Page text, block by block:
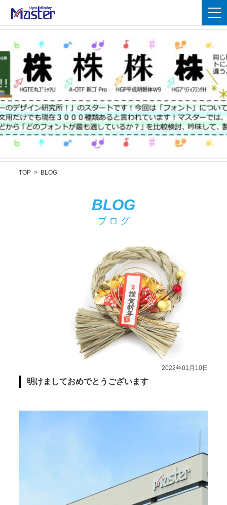
TOP > BLOG
BLOG
ブログ
2022年01月10日
明けましておめでとうございます